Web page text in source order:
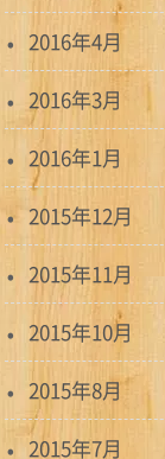
2016年4月
2016年3月
2016年1月
2015年12月
2015年11月
2015年10月
2015年8月
2015年7月